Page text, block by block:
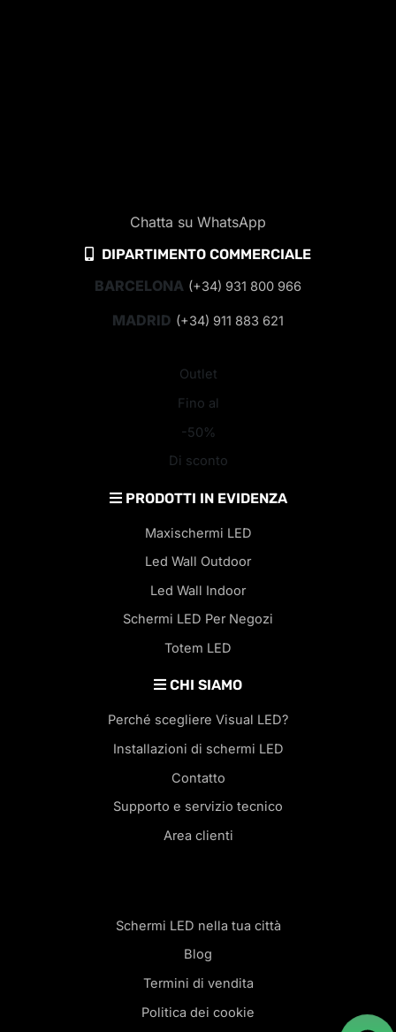
Chatta su WhatsApp
DIPARTIMENTO COMMERCIALE
BARCELONA (+34) 931 800 966
MADRID (+34) 911 883 621
Outlet
Fino al
-50%
Di sconto
PRODOTTI IN EVIDENZA
Maxischermi LED
Led Wall Outdoor
Led Wall Indoor
Schermi LED Per Negozi
Totem LED
CHI SIAMO
Perché scegliere Visual LED?
Installazioni di schermi LED
Contatto
Supporto e servizio tecnico
Area clienti
Schermi LED nella tua città
Blog
Termini di vendita
Politica dei cookie